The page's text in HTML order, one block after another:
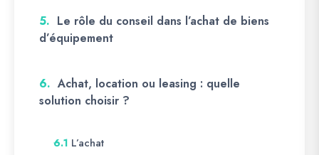
5. Le rôle du conseil dans l’achat de biens
d’équipement
6. Achat, location ou leasing : quelle
solution choisir ?
6.1 L’achat